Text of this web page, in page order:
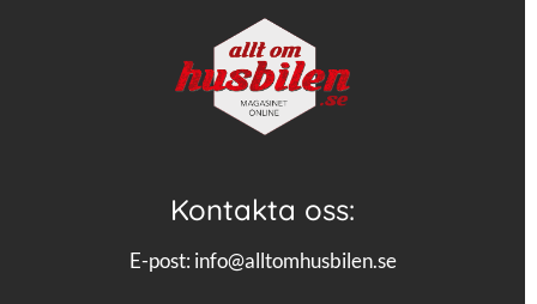
Kontakta oss:
E-post: info@alltomhusbilen.se